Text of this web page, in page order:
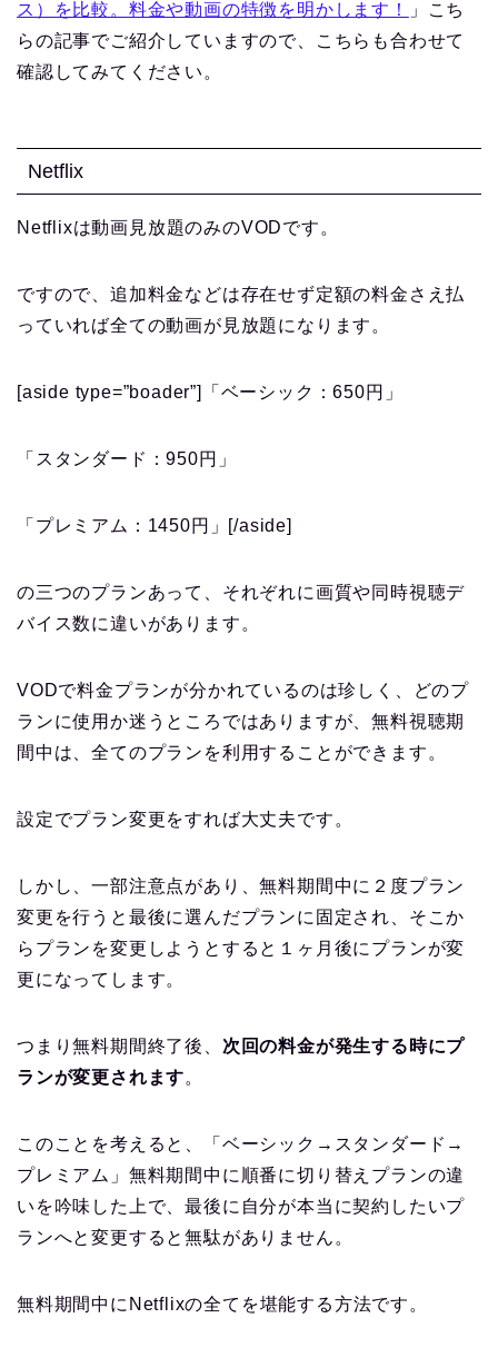
ス）を比較。料金や動画の特徴を明かします！
」こち
らの記事でご紹介していますので、こちらも合わせて
確認してみてください。
Netflix
Netflixは動画見放題のみのVODです。
ですので、追加料金などは存在せず定額の料金さえ払
っていれば全ての動画が見放題になります。
[aside type=”boader”]「ベーシック：650円」
「スタンダード：950円」
「プレミアム：1450円」[/aside]
の三つのプランあって、それぞれに画質や同時視聴デ
バイス数に違いがあります。
VODで料金プランが分かれているのは珍しく、どのプ
ランに使用か迷うところではありますが、無料視聴期
間中は、全てのプランを利用することができます。
設定でプラン変更をすれば大丈夫です。
しかし、一部注意点があり、無料期間中に２度プラン
変更を行うと最後に選んだプランに固定され、そこか
らプランを変更しようとすると１ヶ月後にプランが変
更になってします。
つまり無料期間終了後、 次回の料金が発生する時にプ
ランが変更されます。
このことを考えると、「ベーシック→スタンダード→
プレミアム」無料期間中に順番に切り替えプランの違
いを吟味した上で、最後に自分が本当に契約したいプ
ランへと変更すると無駄がありません。
無料期間中にNetflixの全てを堪能する方法です。